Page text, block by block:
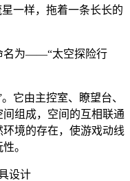
一样，拖着一条长长的
名为——“太空探险行
它由主控室、瞭望台、
组成，空间的互相联通
境的存在，使游戏动线
。